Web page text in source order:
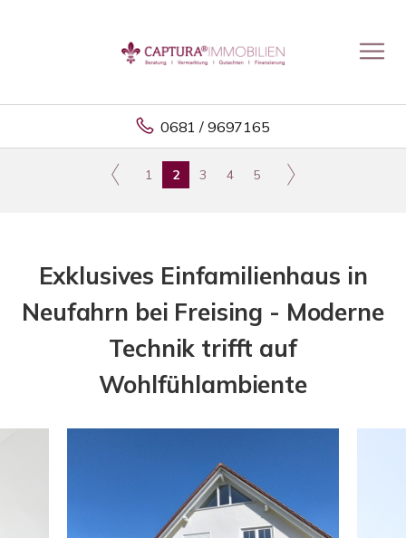
0681 / 9697165
1 2 3 4 5
Exklusives Einfamilienhaus in
Neufahrn bei Freising - Moderne
Technik trifft auf
Wohlfühlambiente